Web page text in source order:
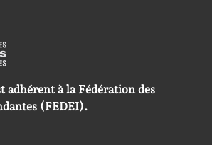
adhérent à la Fédération des
(FEDEI).